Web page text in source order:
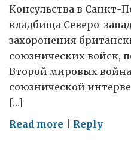
Консульства в Санкт-
кладбища Северо-
захоронения
союзнических войск,
Второй мировых
союзнической
[…]
Read more onReply